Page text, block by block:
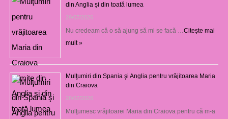
din Anglia și din toată lumea
29/07/2026
Nu credeam că o să ajung să mi se facă … Citește mai
mult »
Mulţumiri din Spania şi Anglia pentru vrăjitoarea Maria
din Craiova
28/07/2026
Mulţumesc vrăjitoarei Maria din Craiova pentru că m-a